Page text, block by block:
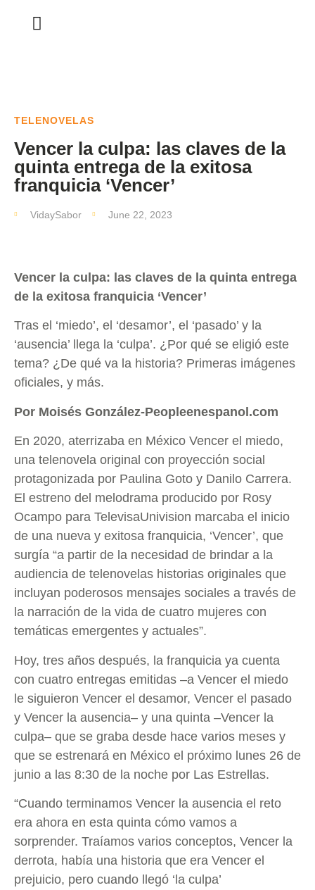
TELENOVELAS
Vencer la culpa: las claves de la
quinta entrega de la exitosa
franquicia ‘Vencer’
VidaySabor June 22, 2023
Vencer la culpa: las claves de la quinta entrega
de la exitosa franquicia ‘Vencer’
Tras el ‘miedo’, el ‘desamor’, el ‘pasado’ y la
‘ausencia’ llega la ‘culpa’. ¿Por qué se eligió este
tema? ¿De qué va la historia? Primeras imágenes
oficiales, y más.
Por Moisés González-Peopleenespanol.com
En 2020, aterrizaba en México Vencer el miedo,
una telenovela original con proyección social
protagonizada por Paulina Goto y Danilo Carrera.
El estreno del melodrama producido por Rosy
Ocampo para TelevisaUnivision marcaba el inicio
de una nueva y exitosa franquicia, ‘Vencer’, que
surgía “a partir de la necesidad de brindar a la
audiencia de telenovelas historias originales que
incluyan poderosos mensajes sociales a través de
la narración de la vida de cuatro mujeres con
temáticas emergentes y actuales”.
Hoy, tres años después, la franquicia ya cuenta
con cuatro entregas emitidas –a Vencer el miedo
le siguieron Vencer el desamor, Vencer el pasado
y Vencer la ausencia– y una quinta –Vencer la
culpa– que se graba desde hace varios meses y
que se estrenará en México el próximo lunes 26 de
junio a las 8:30 de la noche por Las Estrellas.
“Cuando terminamos Vencer la ausencia el reto
era ahora en esta quinta cómo vamos a
sorprender. Traíamos varios conceptos, Vencer la
derrota, había una historia que era Vencer el
prejuicio, pero cuando llegó ‘la culpa’